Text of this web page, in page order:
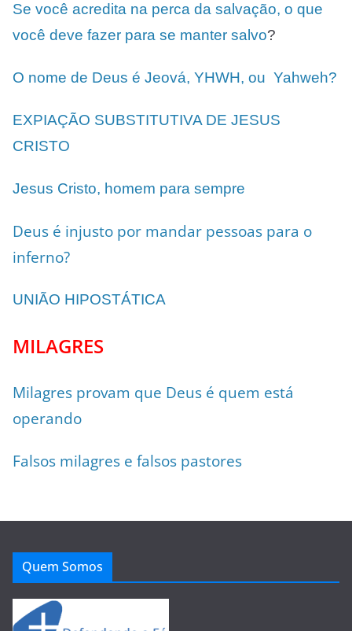
Se você acredita na perca da salvação, o que
você deve fazer para se manter salvo?
O nome de Deus é Jeová, YHWH, ou Yahweh?
EXPIAÇÃO SUBSTITUTIVA DE JESUS
CRISTO
Jesus Cristo, homem para sempre
Deus é injusto por mandar pessoas para o
inferno?
UNIÃO HIPOSTÁTICA
MILAGRES
Milagres provam que Deus é quem está
operando
Falsos milagres e falsos pastores
Quem Somos